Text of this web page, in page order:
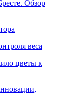
Обзор
веса
цветы к